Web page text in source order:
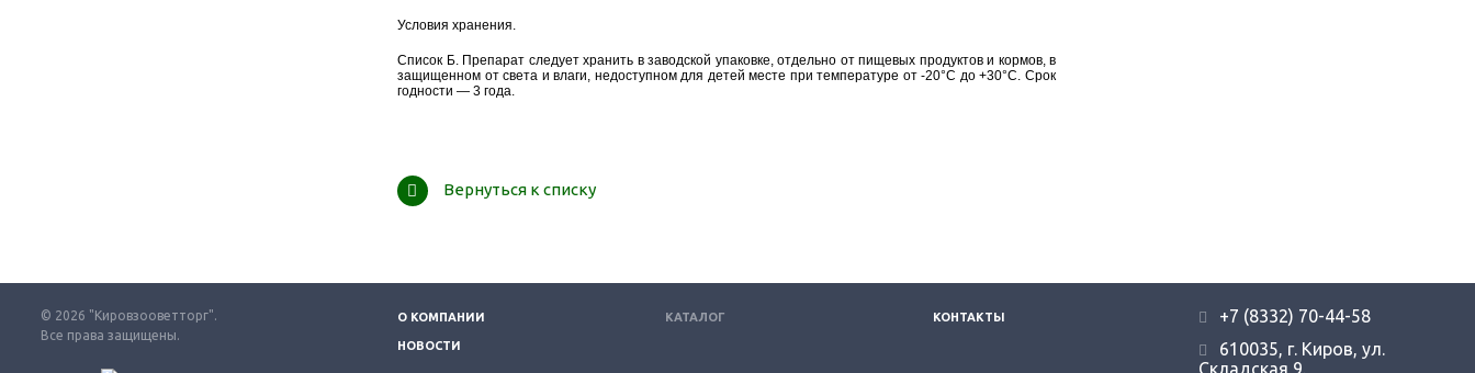
Условия хранения.
Список Б. Препарат следует хранить в заводской упаковке, отдельно от пищевых продуктов и кормов, в
защищенном от света и влаги, недоступном для детей месте при температуре от -20°С до +30°С. Срок
годности — 3 года.
Вернуться к списку
© 2026 "Кировзооветторг".
Все права защищены.
О КОМПАНИИ КАТАЛОГ КОНТАКТЫ
НОВОСТИ
+7 (8332) 70-44-58
610035, г. Киров, ул.
Складская 9.